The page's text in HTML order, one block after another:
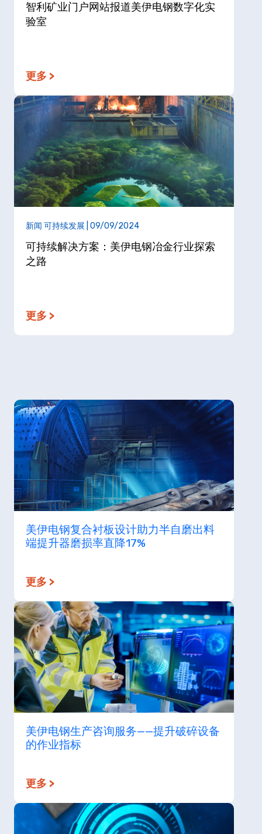
智利矿业门户网站报道美伊电钢数字化实
验室
更多 >
新闻 可持续发展 | 09/09/2024
可持续解决方案：美伊电钢冶金行业探索
之路
更多 >
美伊电钢复合衬板设计助力半自磨出料
端提升器磨损率直降17%
更多 >
美伊电钢生产咨询服务——提升破碎设备
的作业指标
更多 >